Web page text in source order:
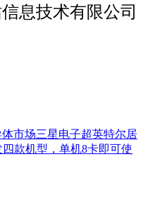
息技术有限公司
体市场三星电子超英特尔居
四款机型，单机8卡即可使